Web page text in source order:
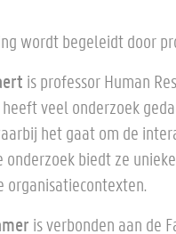
wordt begeleidt door
is professor Human
veel onderzoek
het gaat om de
onderzoek biedt ze
organisatiecontexten.
is verbonden aan de